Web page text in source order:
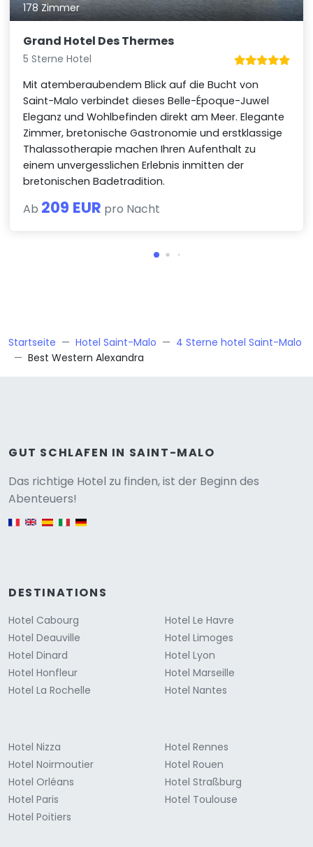
178 Zimmer
Grand Hotel Des Thermes
5 Sterne Hotel
Mit atemberaubendem Blick auf die Bucht von
Saint-Malo verbindet dieses Belle-Époque-Juwel
Eleganz und Wohlbefinden direkt am Meer. Elegante
Zimmer, bretonische Gastronomie und erstklassige
Thalassotherapie machen Ihren Aufenthalt zu
einem unvergesslichen Erlebnis inmitten der
bretonischen Badetradition.
Ab 209 EUR pro Nacht
Startseite Hotel Saint-Malo
4 Sterne hotel Saint-Malo
Best Western Alexandra
GUT SCHLAFEN IN SAINT-MALO
Das richtige Hotel zu finden, ist der Beginn des
Abenteuers!
English version
DESTINATIONS
Hotel Cabourg
Hotel Deauville
Hotel Dinard
Hotel Honfleur
Hotel La Rochelle
Hotel Le Havre
Hotel Limoges
Hotel Lyon
Hotel Marseille
Hotel Nantes
Hotel Nizza
Hotel Noirmoutier
Hotel Orléans
Hotel Paris
Hotel Poitiers
Hotel Rennes
Hotel Rouen
Hotel Straßburg
Hotel Toulouse